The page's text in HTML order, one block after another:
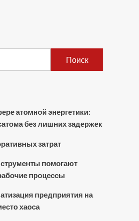
Поиск
атомной энергетики:
без лишних задержек
затрат
помогают
процессы
предприятия на
хаоса